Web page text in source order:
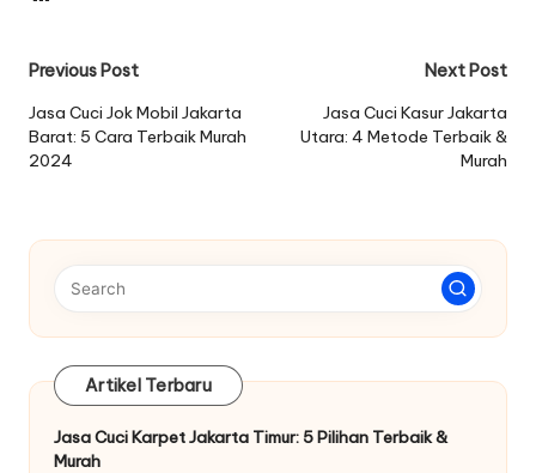
Post
navigation
Previous Post
Jasa Cuci Jok Mobil Jakarta
Barat: 5 Cara Terbaik Murah
2024
Next Post
Jasa Cuci Kasur Jakarta
Utara: 4 Metode Terbaik &
Murah
Artikel Terbaru
Jasa Cuci Karpet Jakarta Timur: 5 Pilihan Terbaik &
Murah